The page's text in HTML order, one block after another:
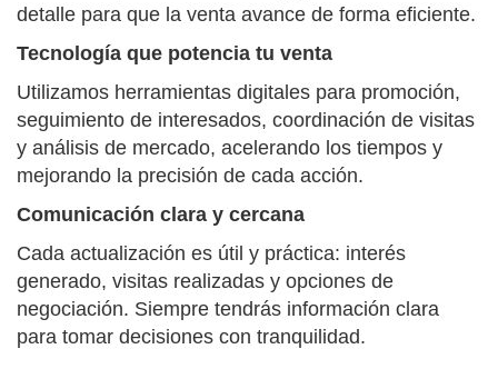
detalle para que la venta avance de forma eficiente.
Tecnología que potencia tu venta
Utilizamos herramientas digitales para promoción,
seguimiento de interesados, coordinación de visitas
y análisis de mercado, acelerando los tiempos y
mejorando la precisión de cada acción.
Comunicación clara y cercana
Cada actualización es útil y práctica: interés
generado, visitas realizadas y opciones de
negociación. Siempre tendrás información clara
para tomar decisiones con tranquilidad.